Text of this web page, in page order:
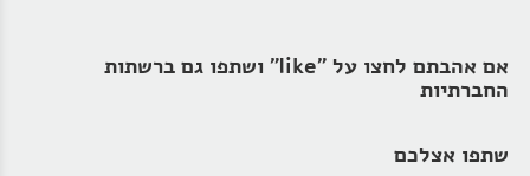
אם אהבתם לחצו על "like" ושתפו גם ברשתות
החברתיות
שתפו אצלכם